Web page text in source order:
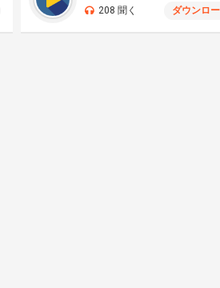
208 聞く ダウンロ